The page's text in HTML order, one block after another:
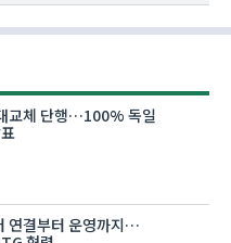
교체 단행…100% 독일
연결부터 운영까지…